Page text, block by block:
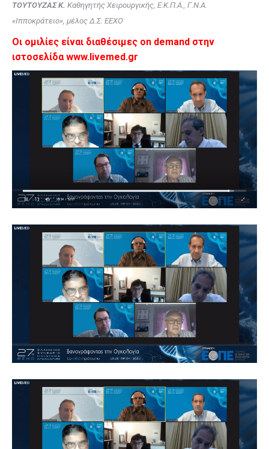
ΤΟΥΤΟΥΖΑΣ Κ. Καθηγητής Χειρουργικής, Ε.Κ.Π.Α., Γ.Ν.Α.
«Ιπποκράτειο», μέλος Δ.Σ. ΕΕΧΟ
Οι ομιλίες είναι διαθέσιμες on demand στην
ιστοσελίδα www.livemed.gr